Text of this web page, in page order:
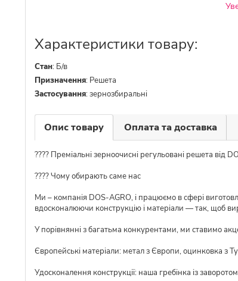
Характеристики товару:
Стан: Б/в
Призначення: Решета
Застосування:зернозбиральні
Опис товару Оплата та доставка
???? Преміальні зерноочисні регульовані решета
???? Чому обирають саме нас
Ми – компанія DOS-AGRO, і працюємо в сфері
вдосконалюючи конструкцію і матеріали — так, щоб
У порівнянні з багатьма конкурентами, ми ставимо
Європейські матеріали: метал з Європи, оцинковка з
Удосконалення конструкції: наша гребінка із